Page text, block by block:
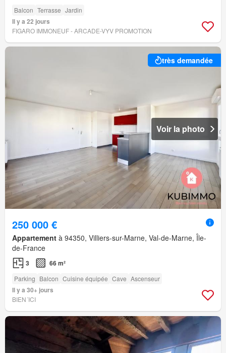
Balcon Terrasse Jardin
Il y a 22 jours
FIGARO IMMONEUF - ARCADE-VYV PROMOTION
très demandée
Voir la photo
250 000 €
Appartement à 94350, Villiers-sur-Marne, Val-de-Marne, Île-
de-France
3 66 m²
Parking Balcon Cuisine équipée Cave Ascenseur
Il y a 30+ jours
BIEN´ICI